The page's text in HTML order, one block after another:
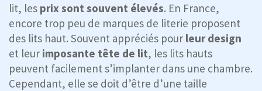
lit, les prix sont souvent élevés. En France,
encore trop peu de marques de literie proposent
des lits haut. Souvent appréciés pour leur design
et leur imposante tête de lit, les lits hauts
peuvent facilement s’implanter dans une chambre.
Cependant, elle se doit d’être d’une taille